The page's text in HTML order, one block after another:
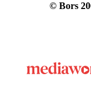
© Bors